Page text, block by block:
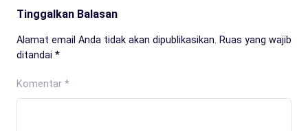
Tinggalkan Balasan
Alamat email Anda tidak akan dipublikasikan.
Ruas yang wajib
ditandai *
Komentar *